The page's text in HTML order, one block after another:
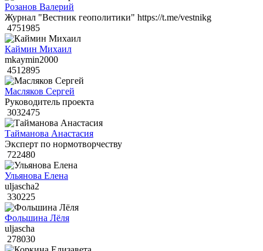
Розанов Валерий
Журнал "Вестник геополитики" https://t.me/vestnikg
4751985
Каймин Михаил
mkaymin2000
4512895
Масляков Сергей
Руководитель проекта
3032475
Тайманова Анастасия
Эксперт по нормотворчеству
722480
Ульянова Елена
uljascha2
330225
Фольшина Лёля
uljascha
278030